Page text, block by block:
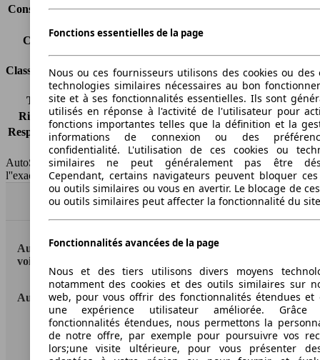
Consommation (combinée)* -
Capacité du réservoir
60 l
Classes d'assurance
Tous risques
Risques partiels
-
Responsabilité civile -
HSN/TSN
n.c./263YXD1B
AutoScout24 France SAS décline toute responsabilité concernant
l''exactitude des indications fournies.
Haut
AutoScout24: la plus grande plateforme en ligne de
voitures en Europe
AutoScout24
A propos d'AutoScout24
Conditions d'utilisation
Fonctions essentielles de la page
Nous ou ces fournisseurs utilisons des cookies ou des
technologies similaires nécessaires au bon
site et à ses fonctionnalités essentielles. Ils sont
utilisés en réponse à l'activité de l'utilisateur pour
fonctions importantes telles que la définition et la
informations de connexion ou des
confidentialité. L'utilisation de ces cookies ou
similaires ne peut généralement pas être
Cependant, certains navigateurs peuvent bloquer ces
ou outils similaires ou vous en avertir. Le blocage de
ou outils similaires peut affecter la fonctionnalité du
Fonctionnalités avancées de la page
Nous et des tiers utilisons divers moyens
notamment des cookies et des outils similaires sur
web, pour vous offrir des fonctionnalités étendues et
une expérience utilisateur améliorée.
fonctionnalités étendues, nous permettons la
de notre offre, par exemple pour poursuivre vos
lors;une visite ultérieure, pour vous présenter